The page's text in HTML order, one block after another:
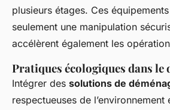
plusieurs étages. Ces
seulement une manipulation
accélèrent également les
Pratiques écologiques dans le
Intégrer des solutions de
respectueuses de l’environnement